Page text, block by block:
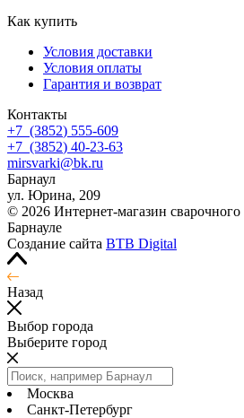
Как купить
Условия доставки
Условия оплаты
Гарантия и возврат
Контакты
+7 (3852) 555-609
+7 (3852) 40-23-63
mirsvarki@bk.ru
Барнаул
ул. Юрина, 209
© 2026 Интернет-магазин сварочного
Барнауле
Создание сайта BTB Digital
Назад
Выбор города
Выберите город
Москва
Санкт-Петербург